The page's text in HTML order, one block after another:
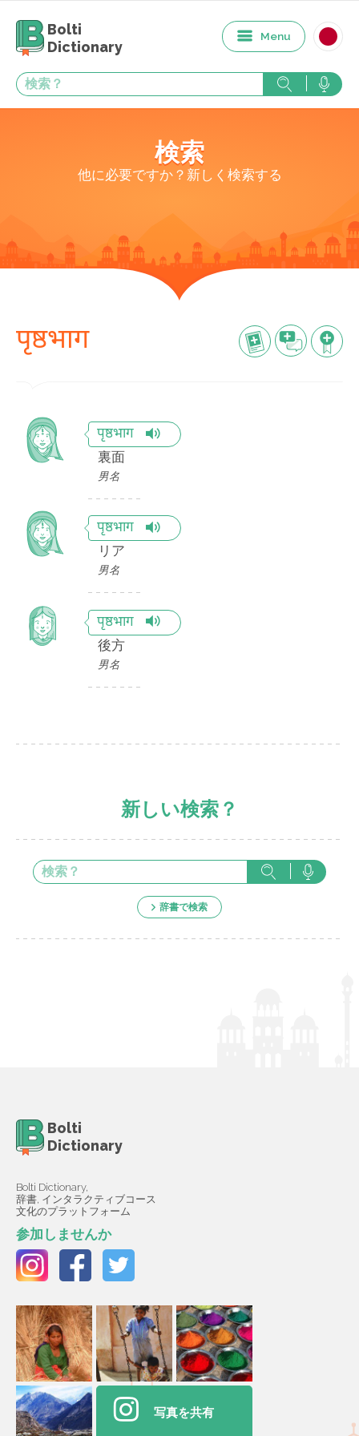
Bolti
Dictionary
Menu
検索
他に必要ですか？新しく検索する
पृष्ठभाग
पृष्ठभाग
裏面
男名
पृष्ठभाग
リア
男名
पृष्ठभाग
後方
男名
新しい検索？
辞書で検索
Bolti
Dictionary
Bolti Dictionary,
辞書, インタラクティブコース
文化のプラットフォーム
参加しませんか
写真を共有